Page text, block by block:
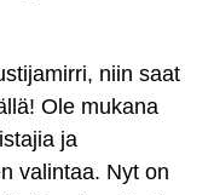
niin saat
Ole mukana
ja
valintaa. Nyt on